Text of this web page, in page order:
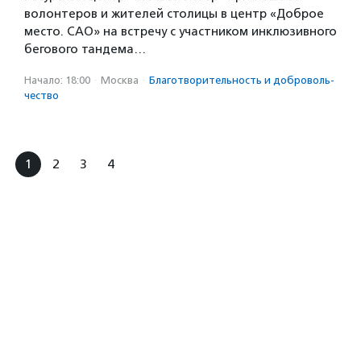
волонтеров и жителей столицы в центр «Доброе
место. САО» на встречу с участником инклюзивного
бегового тандема…
Начало: 18:00 · Москва · Благотвори­тель­ность и доброволь­
чест­во
1 2 3 4